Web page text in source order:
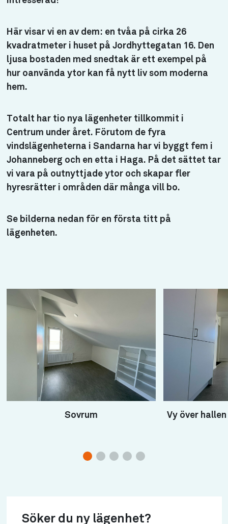
Här visar vi en av dem: en tvåa på cirka 26
kvadratmeter i huset på Jordhyttegatan 16. Den
ljusa bostaden med snedtak är ett exempel på
hur oanvända ytor kan få nytt liv som moderna
hem.
Totalt har tio nya lägenheter tillkommit i
Centrum under året. Förutom de fyra
vindslägenheterna i Sandarna har vi byggt fem i
Johanneberg och en etta i Haga. På det sättet tar
vi vara på outnyttjade ytor och skapar fler
hyresrätter i områden där många vill bo.
Se bilderna nedan för en första titt på
lägenheten.
Sovrum Vy över
Söker du ny lägenhet?